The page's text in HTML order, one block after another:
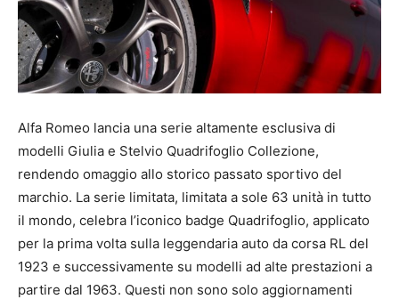
Alfa Romeo lancia una serie altamente esclusiva di
modelli Giulia e Stelvio Quadrifoglio Collezione,
rendendo omaggio allo storico passato sportivo del
marchio. La serie limitata, limitata a sole 63 unità in tutto
il mondo, celebra l’iconico badge Quadrifoglio, applicato
per la prima volta sulla leggendaria auto da corsa RL del
1923 e successivamente su modelli ad alte prestazioni a
partire dal 1963. Questi non sono solo aggiornamenti